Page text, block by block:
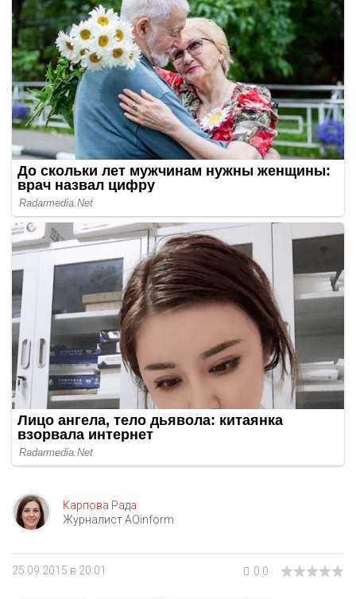
Карпова Рада
Журналист AOinform
25.09.2015 в 20:01 0.0